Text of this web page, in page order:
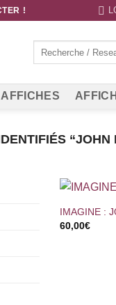
!
AFFICHES
“JOHN
+
IMAGINE :
60,00€